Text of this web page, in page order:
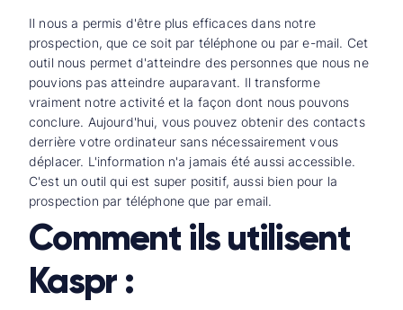
Il nous a permis d'être plus efficaces dans notre
prospection, que ce soit par téléphone ou par e-mail. Cet
outil nous permet d'atteindre des personnes que nous ne
pouvions pas atteindre auparavant. Il transforme
vraiment notre activité et la façon dont nous pouvons
conclure. Aujourd'hui, vous pouvez obtenir des contacts
derrière votre ordinateur sans nécessairement vous
déplacer. L'information n'a jamais été aussi accessible.
C'est un outil qui est super positif, aussi bien pour la
prospection par téléphone que par email.
Comment ils utilisent
Kaspr :